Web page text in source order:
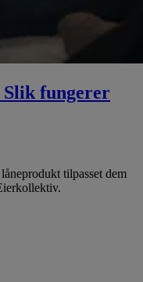
fungerer
tilpasset dem